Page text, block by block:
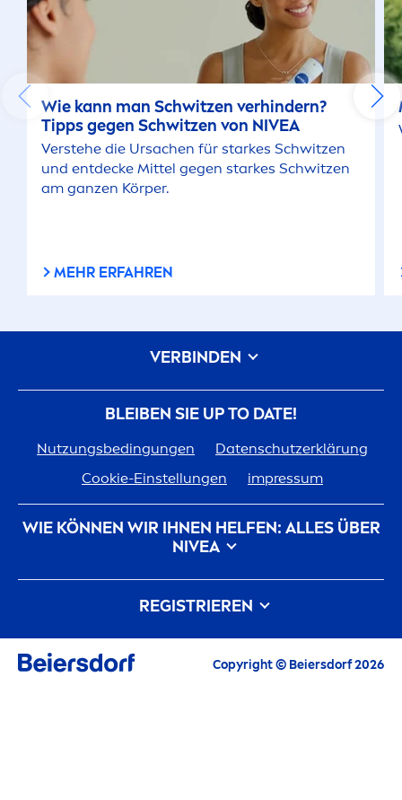
Wie kann man Schwitzen verhindern?
Tipps gegen Schwitzen von NIVEA
Verstehe die Ursachen für starkes Schwitzen
und entdecke Mittel gegen starkes Schwitzen
am ganzen Körper.
MEHR ERFAHREN
BLEIBEN SIE UP TO DATE!
Nutzungsbedingungen
Datenschutzerklärung
Cookie-Einstellungen
impressum
WIE KÖNNEN WIR IHNEN HELFEN: ALLES ÜBER
NIVEA
Markenhistorie
Karriere bei Beiersdorf
Unsere Philosophie
Kontakt
REGISTRIEREN
Alle aktuellen Highlights, Pflegetipps,
VERBINDEN
Copyright © Beiersdorf 2026